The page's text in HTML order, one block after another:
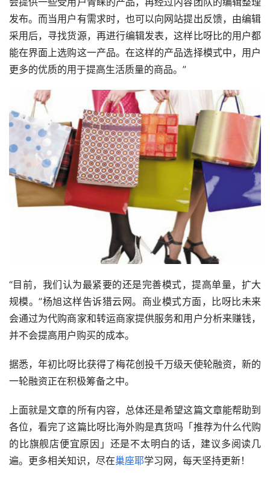
发布。而当用户有需求时，也可以向网站提出反馈，由编辑
采用后，寻找货源，再进行编辑发表，这样比呀比的用户都
能在界面上选购这一产品。在这样的产品选择模式中，用户
更多的优质的用于提高生活质量的商品。”
“目前，我们认为最紧要的还是完善模式，提高单量，扩大
规模。”杨旭这样告诉猎云网。商业模式方面，比呀比未来
会通过为代购商家和转运商家提供服务和用户分析来赚钱，
并不会提高用户购买的成本。
据悉，年初比呀比获得了梅花创投千万级天使轮融资，新的
一轮融资正在积极筹备之中。
上面就是文章的所有内容，总体还是希望这篇文章能帮助到
各位，看完了这篇比呀比海外购是真货吗「推荐为什么代购
的比旗舰店便宜原因」还是不太明白的话，建议多阅读几
遍。更多相关知识，尽在巢座耶学习网，每天坚持更新！